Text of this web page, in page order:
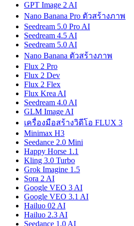
GPT Image 2 AI
Nano Banana Pro ตัวสร้างภาพ
Seedream 5.0 Pro AI
Seedream 4.5 AI
Seedream 5.0 AI
Nano Banana ตัวสร้างภาพ
Flux 2 Pro
Flux 2 Dev
Flux 2 Flex
Flux Krea AI
Seedream 4.0 AI
GLM Image AI
เครื่องมือสร้างวิดีโอ FLUX 3
Minimax H3
Seedance 2.0 Mini
Happy Horse 1.1
Kling 3.0 Turbo
Grok Imagine 1.5
Sora 2 AI
Google VEO 3 AI
Google VEO 3.1 AI
Hailuo 02 AI
Hailuo 2.3 AI
Seedance 1.0 AI